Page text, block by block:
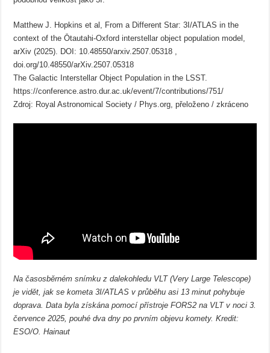
Matthew J. Hopkins et al, From a Different Star: 3I/ATLAS in the
context of the Ōtautahi-Oxford interstellar object population model,
arXiv (2025). DOI: 10.48550/arxiv.2507.05318 ,
doi.org/10.48550/arXiv.2507.05318
The Galactic Interstellar Object Population in the LSST.
https://conference.astro.dur.ac.uk/event/7/contributions/751/
Zdroj: Royal Astronomical Society / Phys.org, přeloženo / zkráceno
Na časosběrném snímku z dalekohledu VLT (Very Large Telescope)
je vidět, jak se kometa 3I/ATLAS v průběhu asi 13 minut pohybuje
doprava. Data byla získána pomocí přístroje FORS2 na VLT v noci 3.
července 2025, pouhé dva dny po prvním objevu komety. Kredit:
ESO/O. Hainaut